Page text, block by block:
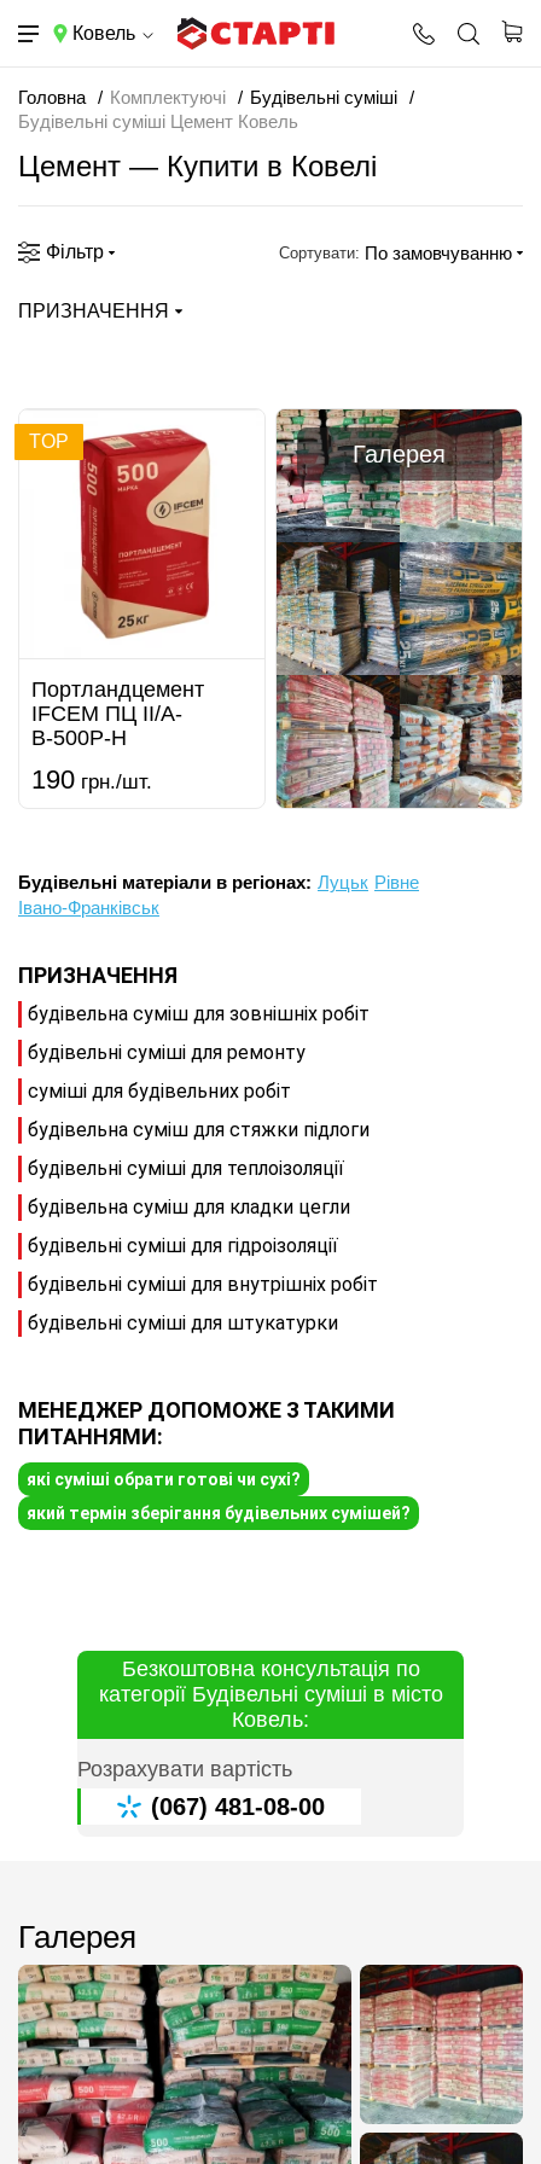
Ковель
Головна Комплектуючі
Будівельні суміші
Будівельні суміші Цемент Ковель
Цемент — Купити в Ковелі
Фільтр Сортувати: По замовчуванню
ПРИЗНАЧЕННЯ
TOP
Портландцемент
IFCEM ПЦ ІІ/А-
В-500Р-Н
190 грн./шт.
Галерея
Будівельні матеріали в регіонах: Луцьк Рівне
Івано-Франківськ
ПРИЗНАЧЕННЯ
будівельна суміш для зовнішніх робіт
будівельні суміші для ремонту
суміші для будівельних робіт
будівельна суміш для стяжки підлоги
будівельні суміші для теплоізоляції
будівельна суміш для кладки цегли
будівельні суміші для гідроізоляції
будівельні суміші для внутрішніх робіт
будівельні суміші для штукатурки
МЕНЕДЖЕР ДОПОМОЖЕ З ТАКИМИ
ПИТАННЯМИ:
які суміші обрати готові чи сухі?
який термін зберігання будівельних сумішей?
Безкоштовна консультація по
категорії Будівельні суміші в місто
Ковель:
Розрахувати вартість
(067) 481-08-00
Галерея